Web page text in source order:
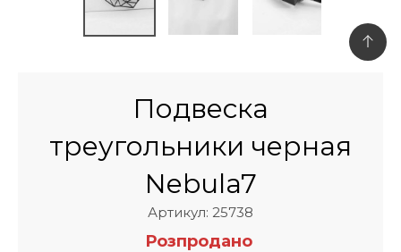
Подвеска
треугольники черная
Nebula7
Артикул: 25738
Розпродано